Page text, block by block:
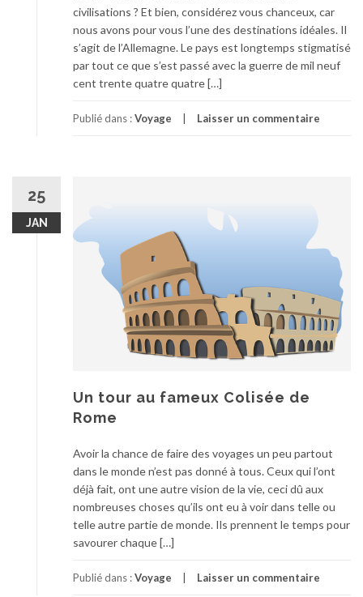
civilisations ? Et bien, considérez vous chanceux, car
nous avons pour vous l’une des destinations idéales. Il
s’agit de l’Allemagne. Le pays est longtemps stigmatisé
par tout ce que s’est passé avec la guerre de mil neuf
cent trente quatre quatre […]
Publié dans :Voyage Laisser un commentaire
25
JAN
Un tour au fameux Colisée de
Rome
Avoir la chance de faire des voyages un peu partout
dans le monde n’est pas donné à tous. Ceux qui l’ont
déjà fait, ont une autre vision de la vie, ceci dû aux
nombreuses choses qu’ils ont eu à voir dans telle ou
telle autre partie de monde. Ils prennent le temps pour
savourer chaque […]
Publié dans :Voyage Laisser un commentaire